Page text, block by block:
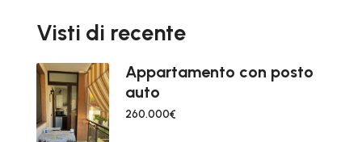
Visti di recente
Appartamento con posto
auto
260.000€